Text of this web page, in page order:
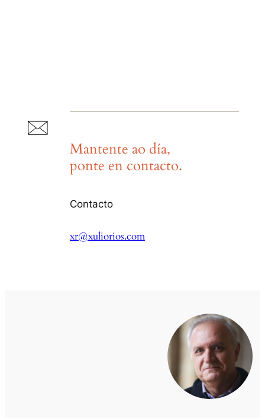
Mantente ao día,
ponte en contacto.
Contacto
xr@xuliorios.com